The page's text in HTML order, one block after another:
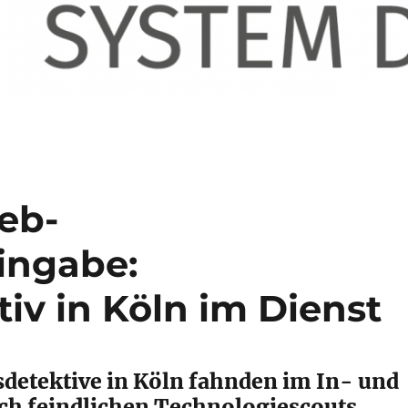
in Köln im Dienst
in Köln fahnden im In- und